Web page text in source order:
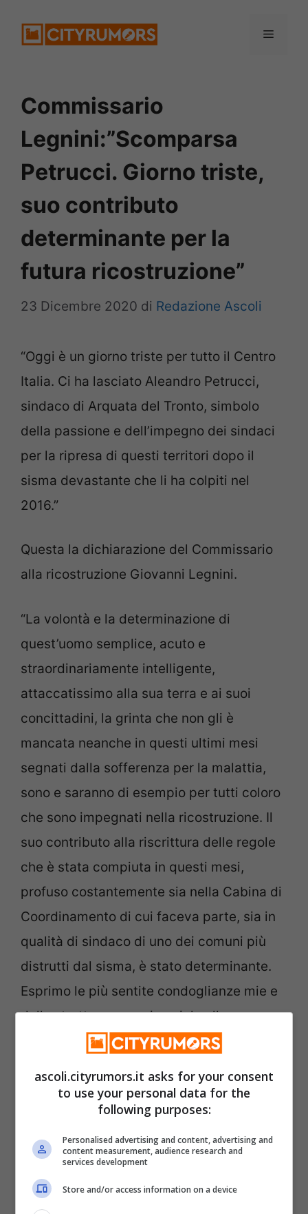
Menu
Commissario
Legnini:”Scomparsa
Petrucci. Giorno triste,
suo contributo
determinante per la
futura ricostruzione”
23 Dicembre 2020 di Redazione Ascoli
“Oggi è un giorno triste per tutto il Centro
Italia. Ci ha lasciato Aleandro Petrucci,
sindaco di Arquata del Tronto, simbolo
della passione e dell’impegno dei sindaci
per la ripresa di questi territori dopo il
sisma devastante che li ha colpiti nel
2016.”
Questa la dichiarazione del Commissario
alla ricostruzione Giovanni Legnini.
“La volontà e la determinazione di
quest’uomo semplice, acuto e
straordinariamente intelligente,
attaccatissimo alla sua terra e ai suoi
concittadini, la grinta che non gli è
mancata neanche in questi ultimi mesi
segnati dalla sofferenza per la malattia,
sono e saranno di esempio per tutti coloro
che sono impegnati nella ricostruzione. Il
suo contributo alla riscrittura delle regole
che è stata compiuta in questi mesi,
profuso costantemente sia nella Cabina di
Coordinamento di cui faceva parte, sia in
qualità di sindaco di uno dei comuni più
distrutti dal sisma, è stato determinante.
Esprimo le più sentite condoglianze mie e
della struttura commissariale alla sua
famiglia e all’intera comunità di Arquata
Categorie
,Prima Pagina
Offida, la Nexans dona 4 pc a famiglie
in difficoltà
Ascoli, Ancora nessuna notizia del
giovane di colore che ieri sera ha saltato il
ascoli.cityrumors.it asks for your consent
to use your personal data for the
following purposes:
Personalised advertising and content, advertising and
content measurement, audience research and
services development
Store and/or access information on a device